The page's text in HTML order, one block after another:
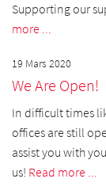
Supporting our
more ...
19 Mars 2020
We Are Open!
In difficult times
offices are still
assist you with
us! Read more ...